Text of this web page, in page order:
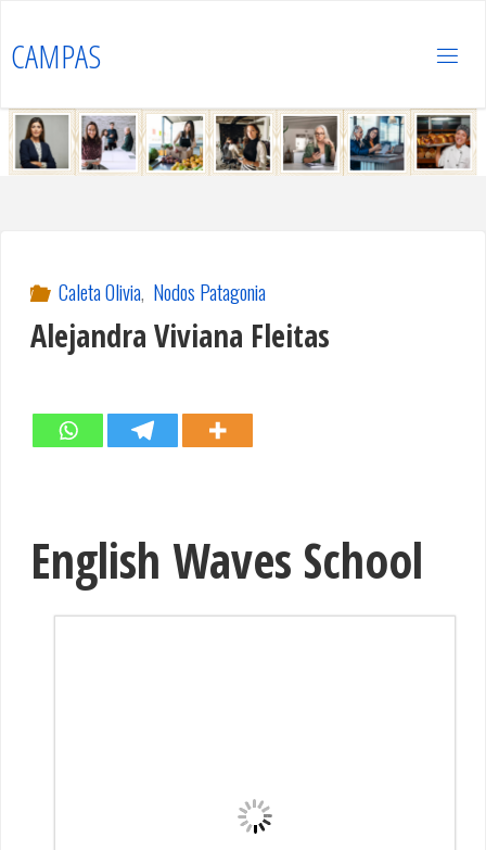
CAMPAS
Caleta Olivia, Nodos Patagonia
Alejandra Viviana Fleitas
English Waves School